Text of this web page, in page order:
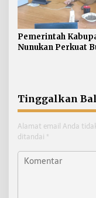
Pemerintah
Nunukan Perkuat
Tinggalkan
Alamat email Anda
ditandai *